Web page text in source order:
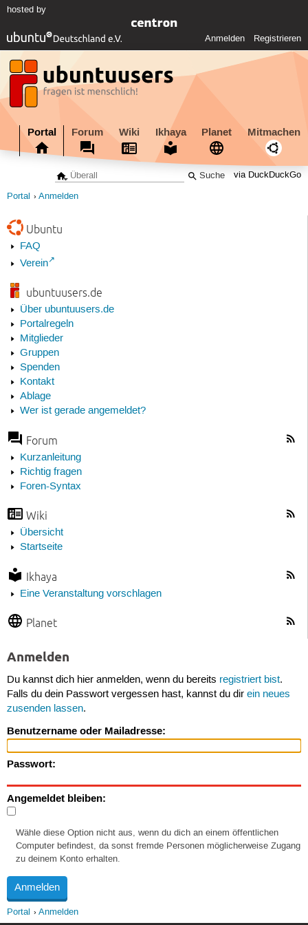
hosted by
Anmelden Registrieren
Portal Forum Wiki Ikhaya Planet Mitmachen
via DuckDuckGo
Portal Anmelden
Ubuntu
FAQ
Verein
ubuntuusers.de
Über ubuntuusers.de
Portalregeln
Mitglieder
Gruppen
Spenden
Kontakt
Ablage
Wer ist gerade angemeldet?
Forum
Kurzanleitung
Richtig fragen
Foren-Syntax
Wiki
Übersicht
Startseite
Ikhaya
Eine Veranstaltung vorschlagen
Planet
Anmelden
Du kannst dich hier anmelden, wenn du bereits registriert bist.
Falls du dein Passwort vergessen hast, kannst du dir ein neues
zusenden lassen.
Benutzername oder Mailadresse:
Passwort:
Angemeldet bleiben:
Wähle diese Option nicht aus, wenn du dich an einem öffentlichen
Computer befindest, da sonst fremde Personen möglicherweise Zugang
zu deinem Konto erhalten.
Portal Anmelden